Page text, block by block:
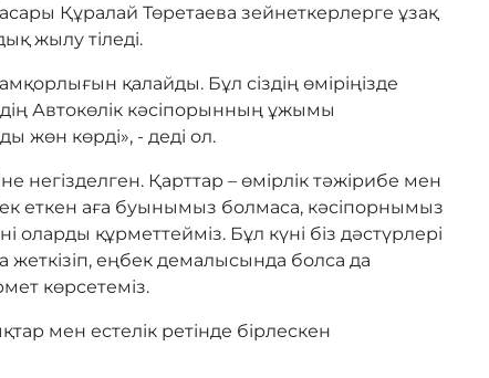
Құралай Төретаева зейнеткерлерге ұзақ
жылу тіледі.
қалайды. Бұл сіздің өміріңізде
Автокөлік кәсіпорынның ұжымы
жөн көрді», - деді ол.
Қарттар – өмірлік тәжірибе мен
еткен аға буынымыз болмаса, кәсіпорнымыз
құрметтейміз. Бұл күні біз дәстүрлері
еңбек демалысында болса да
көрсетеміз.
мен естелік ретінде бірлескен